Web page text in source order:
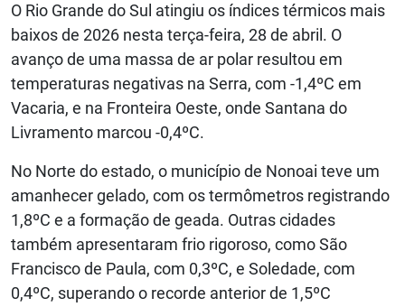
O Rio Grande do Sul atingiu os índices térmicos mais
baixos de 2026 nesta terça-feira, 28 de abril. O
avanço de uma massa de ar polar resultou em
temperaturas negativas na Serra, com -1,4ºC em
Vacaria, e na Fronteira Oeste, onde Santana do
Livramento marcou -0,4ºC.
No Norte do estado, o município de Nonoai teve um
amanhecer gelado, com os termômetros registrando
1,8ºC e a formação de geada. Outras cidades
também apresentaram frio rigoroso, como São
Francisco de Paula, com 0,3ºC, e Soledade, com
0,4ºC, superando o recorde anterior de 1,5ºC